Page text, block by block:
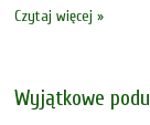
Czytaj więcej »
Wyjątkowe